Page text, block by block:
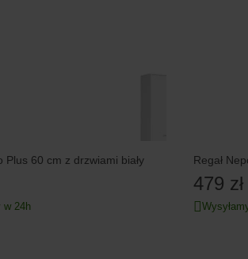
Plus 60 cm z drzwiami biały
w 24h
Regał
479 zł